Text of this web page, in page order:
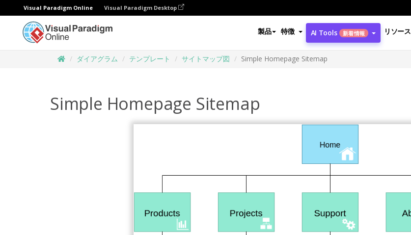
Visual Paradigm Online Visual Paradigm Desktop
製品 特徴 AI Tools 新着情報 リソース
ダイアグラム テンプレート サイトマップ図 Simple Homepage Sitemap
Simple Homepage Sitemap